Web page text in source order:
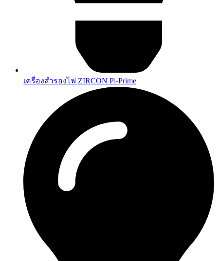
เครื่องสำรองไฟ ZIRCON Pi-Prime